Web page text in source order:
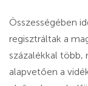
Összességében
regisztráltak a
százalékkal több,
alapvetően a